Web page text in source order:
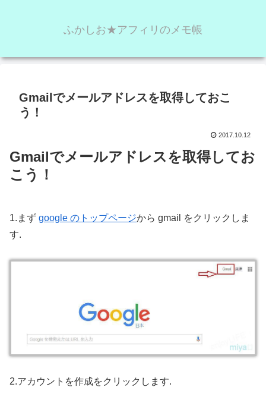
ふかしお★アフィリのメモ帳
Gmailでメールアドレスを取得しておこ
う！
2017.10.12
Gmailでメールアドレスを取得してお
こう！
1.まず google のトップページから gmail をクリックしま
す.
2.アカウントを作成をクリックします.